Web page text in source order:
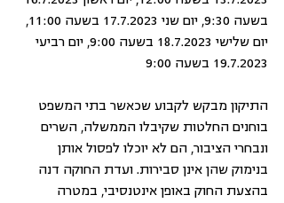
בשעה 9:30, יום שני 17.7.2023 בשעה 11:00,
יום שלישי 18.7.2023 בשעה 9:00, יום רביעי
19.7.2023 בשעה 9:00
התיקון מבקש לקבוע שכאשר בתי המשפט
בוחנים החלטות שקיבלו הממשלה, השרים
ונבחרי הציבור, הם לא יוכלו לפסול אותן
בנימוק שהן אינן סבירות. ועדת החוקה דנה
בהצעת החוק באופן אינטנסיבי, במטרה